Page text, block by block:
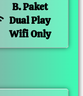
B. Paket
Dual Play
Wifi Only